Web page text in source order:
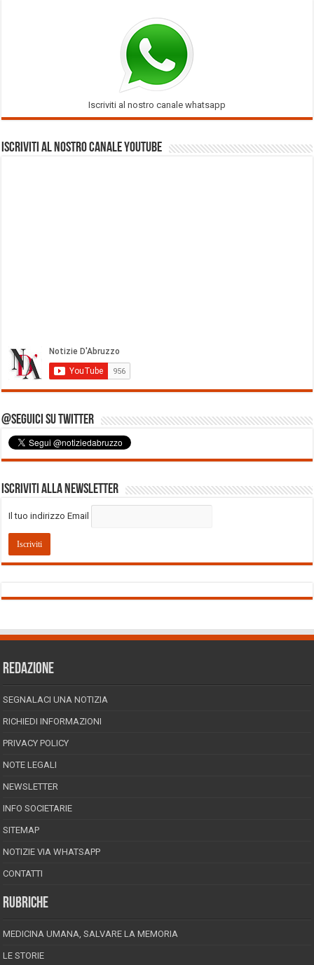
Iscriviti al nostro canale whatsapp
Iscriviti al nostro Canale Youtube
@Seguici su Twitter
Iscriviti alla Newsletter
Il tuo indirizzo Email
REDAZIONE
SEGNALACI UNA NOTIZIA
RICHIEDI INFORMAZIONI
PRIVACY POLICY
NOTE LEGALI
NEWSLETTER
INFO SOCIETARIE
SITEMAP
NOTIZIE VIA WHATSAPP
CONTATTI
RUBRICHE
MEDICINA UMANA, SALVARE LA MEMORIA
LE STORIE